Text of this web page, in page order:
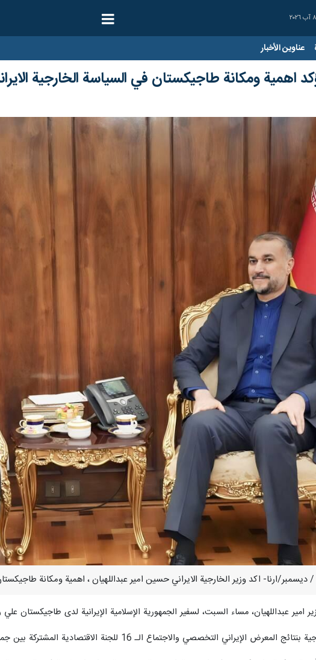
٨ آب ٢٠٢٦
عناوين الأخبار
اهمية ومكانة طاجيكستان في السياسة الخارجية
امير عبداللهيان، مساء السبت، لسفير الجمهورية الإسلامية الإيرانية لدى طاجيكستان
الـ 16 للجنة الاقتصادية المشتركة بين جمهورية إيران الإسلامية وجمهورية طاجيكستان، الذي عقد مؤخرًا في دوشنبة.